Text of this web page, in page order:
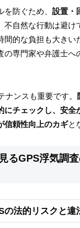
防ぐため、 設置・
不自然な行動は避け
間的な負担も大きい
の専門家や弁護士へ
ナンスも重要です。
にチェックし、安全
信頼性向上のカギと
るGPS浮気調
の法的リスクと違